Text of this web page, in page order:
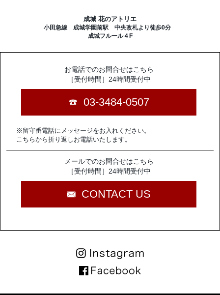
成城 花のアトリエ
小田急線 成城学園前駅 中央改札より徒歩0分
成城フルール４F
お電話でのお問合せはこちら
［受付時間］24時間受付中
03-3484-0507
※留守番電話にメッセージをお入れください。
こちらから折り返しお電話いたします。
メールでのお問合せはこちら
［受付時間］24時間受付中
CONTACT US